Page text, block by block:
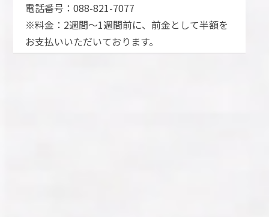
電話番号：088-821-7077
※料金：2週間～1週間前に、前金として半額を
お支払いいただいております。